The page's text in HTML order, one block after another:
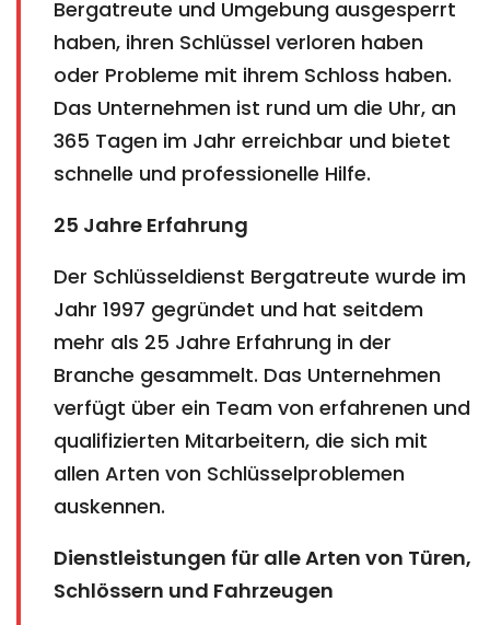
Bergatreute und Umgebung ausgesperrt
haben, ihren Schlüssel verloren haben
oder Probleme mit ihrem Schloss haben.
Das Unternehmen ist rund um die Uhr, an
365 Tagen im Jahr erreichbar und bietet
schnelle und professionelle Hilfe.
25 Jahre Erfahrung
Der Schlüsseldienst Bergatreute wurde im
Jahr 1997 gegründet und hat seitdem
mehr als 25 Jahre Erfahrung in der
Branche gesammelt. Das Unternehmen
verfügt über ein Team von erfahrenen und
qualifizierten Mitarbeitern, die sich mit
allen Arten von Schlüsselproblemen
auskennen.
Dienstleistungen für alle Arten von Türen,
Schlössern und Fahrzeugen